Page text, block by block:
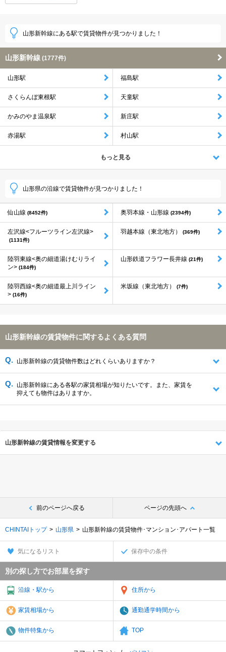
山形新幹線にある駅で賃貸物件が見つかりました！
山形新幹線 (1777件)
山形駅 福島駅
さくらんぼ東根駅 天童駅
かみのやま温泉駅 新庄駅
赤湯駅 村山駅
もっと見る
山形県の沿線で賃貸物件が見つかりました！
仙山線 (8452件) 奥羽本線・山形線 (2394件)
左沢線<フルーツライン左沢線>
(1131件)
羽越本線（東北地方） (369件)
陸羽東線<奥の細道湯けむりライ
ン> (184件)
山形鉄道フラワー長井線 (21件)
陸羽西線<奥の細道最上川ライン
> (16件)
米坂線（東北地方） (7件)
山形新幹線の賃貸物件に関するよくある質問
山形新幹線の賃貸物件数はどれくらいありますか？
山形新幹線にある各駅の家賃相場が知りたいです。また、家賃を
抑えても物件はありますか。
山形新幹線の賃貸情報を変更する
前のページへ戻る ページの先頭へ
CHINTAIトップ 山形県 山形新幹線の賃貸物件･マンション･アパート一覧
気になるリスト 保存中の条件
別の探し方でお部屋を探す
沿線・駅から 住所から
家賃相場から 通勤通学時間から
物件特集から TOP